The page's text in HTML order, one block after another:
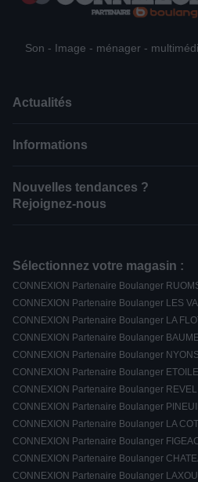
Son - Image - ménager -
Actualités
Informations
Nouvelles tendances ?
Rejoignez-nous
Sélectionnez votre magasin :
CONNEXION Partenaire Boulanger
CONNEXION Partenaire Boulanger LES
CONNEXION Partenaire Boulanger LA
CONNEXION Partenaire Boulanger
CONNEXION Partenaire Boulanger
CONNEXION Partenaire Boulanger
CONNEXION Partenaire Boulanger
CONNEXION Partenaire Boulanger
CONNEXION Partenaire Boulanger LA
CONNEXION Partenaire Boulanger
CONNEXION Partenaire Boulanger
CONNEXION Partenaire Boulanger